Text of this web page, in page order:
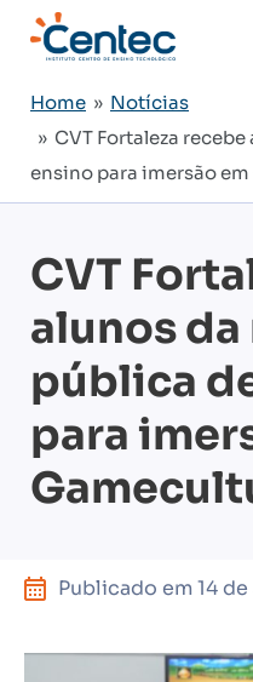
Home » Notícias
» CVT Fortaleza
ensino para imersão
CVT
alunos da
pública
para
Publicado em 14